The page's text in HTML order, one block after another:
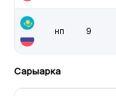
нп 9
Сарыарка